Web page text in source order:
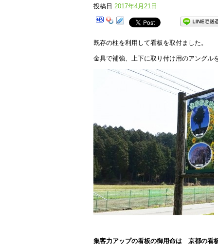
投稿日 2017年4月21日
既存の柱を利用して看板を取付ました。
金具で補強、上下に取り付け用のアングル
集客力アップの看板の御用命は 京都の看